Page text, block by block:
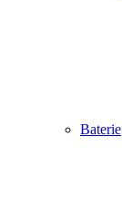
Baterie